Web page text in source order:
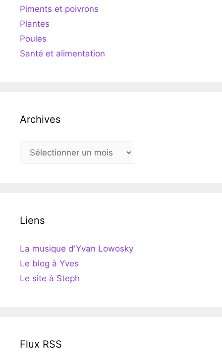
Piments et poivrons
Plantes
Poules
Santé et alimentation
Archives
Archives
Liens
La musique d'Yvan Lowosky
Le blog à Yves
Le site à Steph
Flux RSS